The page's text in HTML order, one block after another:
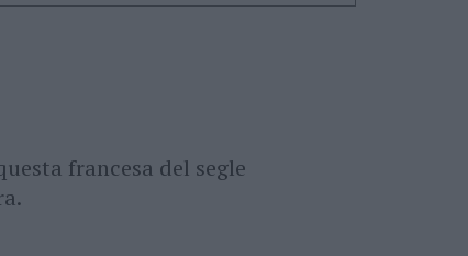
francesa del segle